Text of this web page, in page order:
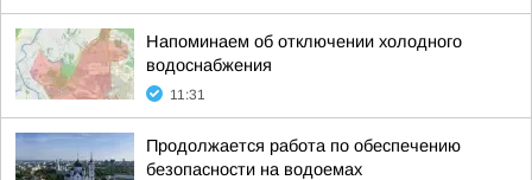
Напоминаем об отключении холодного
водоснабжения
11:31
Продолжается работа по обеспечению
безопасности на водоемах